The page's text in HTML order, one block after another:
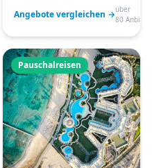
Angebote vergleichen →über
80
Pauschalreisen